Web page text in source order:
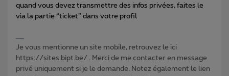
quand vous devez transmettre des infos privées, faites le
via la partie “ticket” dans votre profil
Je vous mentionne un site mobile, retrouvez le ici
https://sites.bipt.be/ . Merci de me contacter en message
privé uniquement si je le demande. Notez également le lien